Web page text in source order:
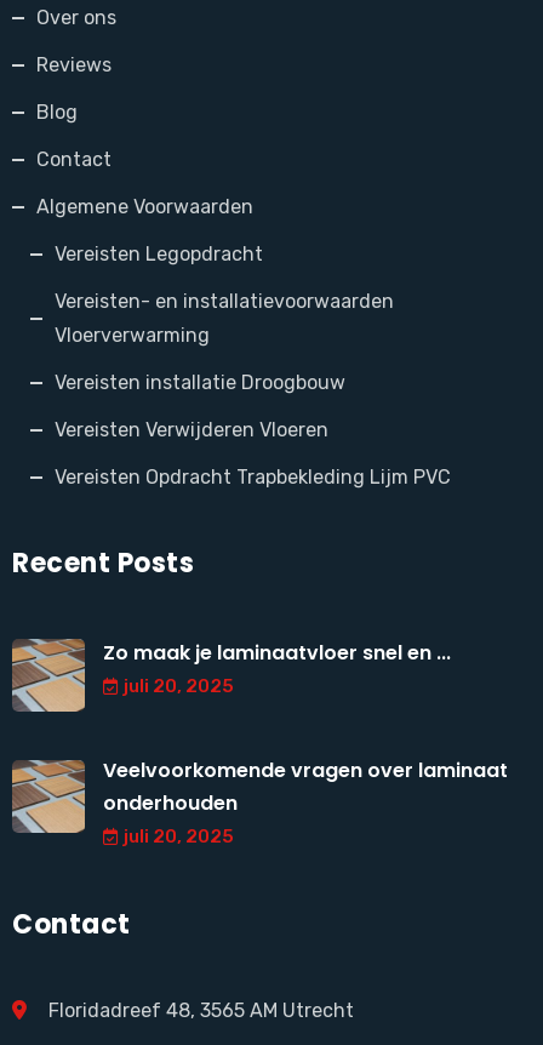
Over ons
Reviews
Blog
Contact
Algemene Voorwaarden
Vereisten Legopdracht
Vereisten- en installatievoorwaarden
Vloerverwarming
Vereisten installatie Droogbouw
Vereisten Verwijderen Vloeren
Vereisten Opdracht Trapbekleding Lijm PVC
Recent Posts
Zo maak je laminaatvloer snel en ...
juli 20, 2025
Veelvoorkomende vragen over laminaat
onderhouden
juli 20, 2025
Contact
Floridadreef 48, 3565 AM Utrecht